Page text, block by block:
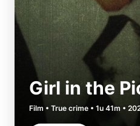
Girl in the
Film • True crime • 1u 41m •